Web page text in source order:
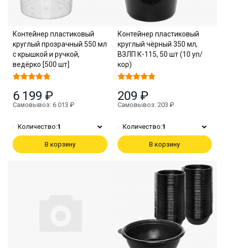
Контейнер пластиковый
круглый прозрачный 550 мл
с крышкой и ручкой,
ведёрко [500 шт]
6 199 ₽
Самовывоз: 6 013 ₽
Количество:1
В корзину
Контейнер пластиковый
круглый чёрный 350 мл,
ВЗЛП К-115, 50 шт (10 уп/
кор)
209 ₽
Самовывоз: 203 ₽
Количество:1
В корзину